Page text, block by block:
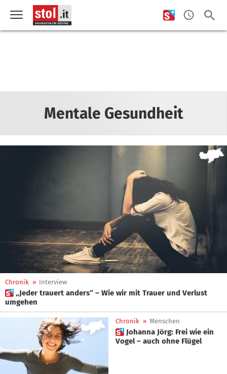
Mentale Gesundheit
Chronik » Interview
 „Jeder trauert anders“ – Wie wir mit Trauer und Verlust
umgehen
Chronik » Menschen
 Johanna Jörg: Frei wie ein
Vogel – auch ohne Flügel